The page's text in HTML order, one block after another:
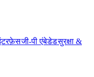
जी-पी एंबेडेड​​सुरक्षा &